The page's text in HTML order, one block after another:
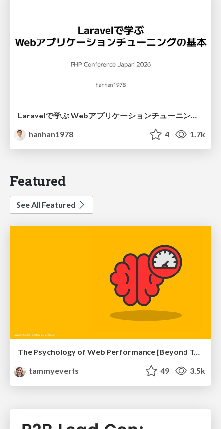
Laravelで学ぶ Webアプリケーションチューニング入門/web_application_tuning_101
hanhan1978
4 1.7k
Featured
See All Featured
The Psychology of Web Performance [Beyond Tellerrand 2023]
tammyeverts
49 3.5k